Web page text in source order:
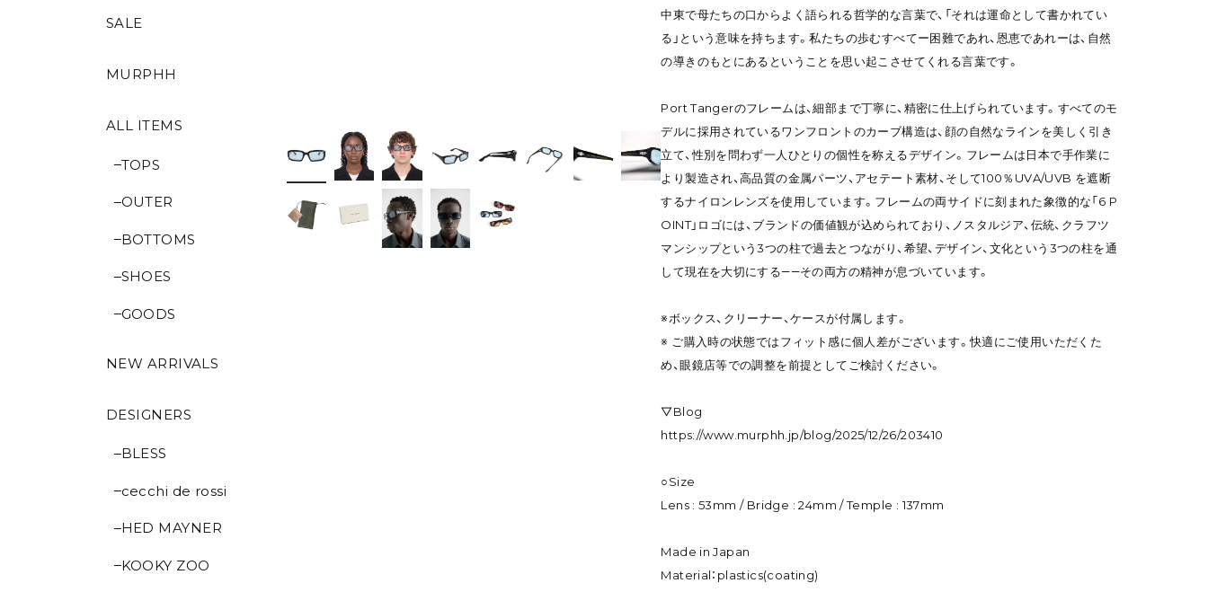
SALE
MURPHH
ALL ITEMS
TOPS
OUTER
BOTTOMS
SHOES
GOODS
NEW ARRIVALS
DESIGNERS
BLESS
cecchi de rossi
HED MAYNER
KOOKY ZOO
中東で母たちの口からよく語られる哲学的な言葉で、「それは運命として書かれてい
る」という意味を持ちます。私たちの歩むすべてー困難であれ、恩恵であれーは、自然
の導きのもとにあるということを思い起こさせてくれる言葉です。
Port Tangerのフレームは、細部まで丁寧に、精密に仕上げられています。すべてのモ
デルに採用されているワンフロントのカーブ構造は、顔の自然なラインを美しく引き
立て、性別を問わず一人ひとりの個性を称えるデザイン。フレームは日本で手作業に
より製造され、高品質の金属パーツ、アセテート素材、そして100％UVA/UVB を遮断
するナイロンレンズを使用しています。フレームの両サイドに刻まれた象徴的な「6 P
OINT」ロゴには、ブランドの価値観が込められており、ノスタルジア、伝統、クラフツ
マンシップという3つの柱で過去とつながり、希望、デザイン、文化という3つの柱を通
して現在を大切にする――その両方の精神が息づいています。
※ボックス、クリーナー、ケースが付属します。
※ ご購入時の状態ではフィット感に個人差がございます。快適にご使用いただくた
め、眼鏡店等での調整を前提としてご検討ください。
▽Blog
https://www.murphh.jp/blog/2025/12/26/203410
○Size
Lens : 53mm / Bridge : 24mm / Temple : 137mm
Made in Japan
Material：plastics(coating)